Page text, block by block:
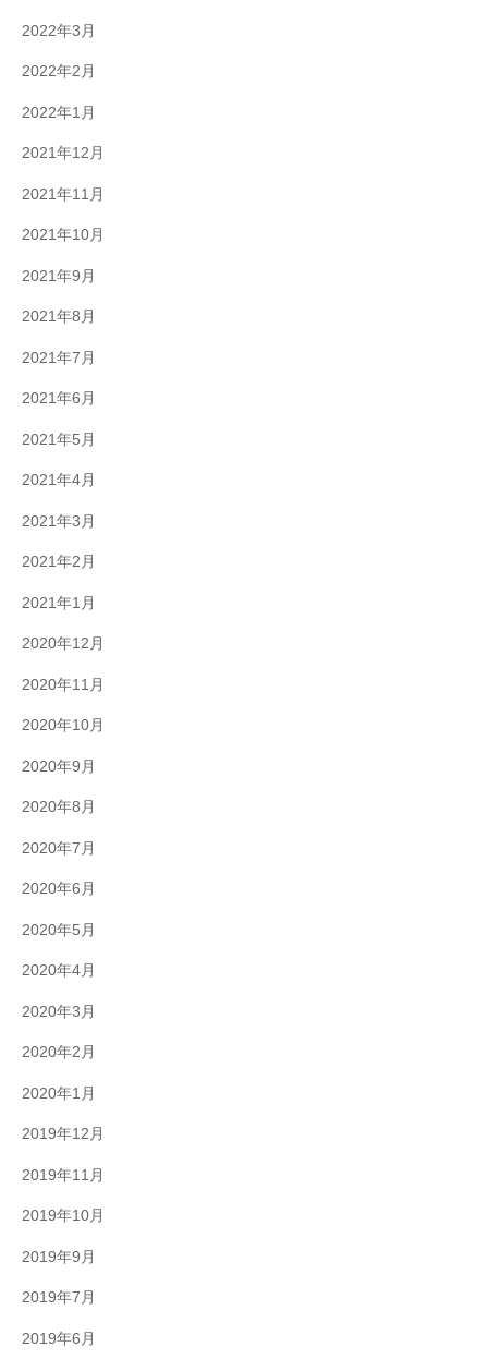
2022年3月
2022年2月
2022年1月
2021年12月
2021年11月
2021年10月
2021年9月
2021年8月
2021年7月
2021年6月
2021年5月
2021年4月
2021年3月
2021年2月
2021年1月
2020年12月
2020年11月
2020年10月
2020年9月
2020年8月
2020年7月
2020年6月
2020年5月
2020年4月
2020年3月
2020年2月
2020年1月
2019年12月
2019年11月
2019年10月
2019年9月
2019年7月
2019年6月